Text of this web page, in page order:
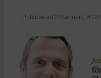
Publicerad 23 januari, 2024